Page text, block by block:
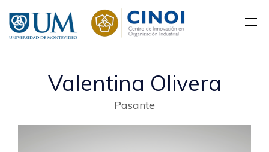
contenido
principal
Valentina Olivera
Pasante